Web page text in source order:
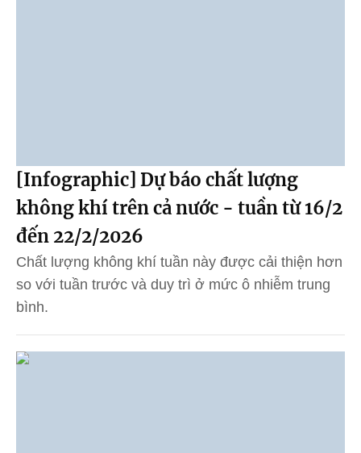
[Infographic] Dự báo chất lượng
không khí trên cả nước - tuần từ 16/2
đến 22/2/2026
Chất lượng không khí tuần này được cải thiện hơn
so với tuần trước và duy trì ở mức ô nhiễm trung
bình.